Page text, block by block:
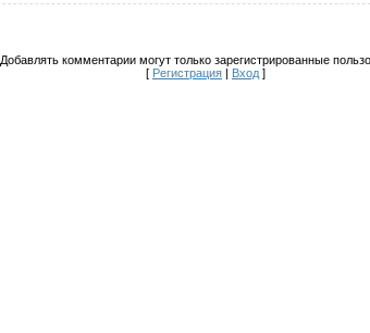
Добавлять комментарии могут только зарегистрированные
[ Регистрация Вход ]